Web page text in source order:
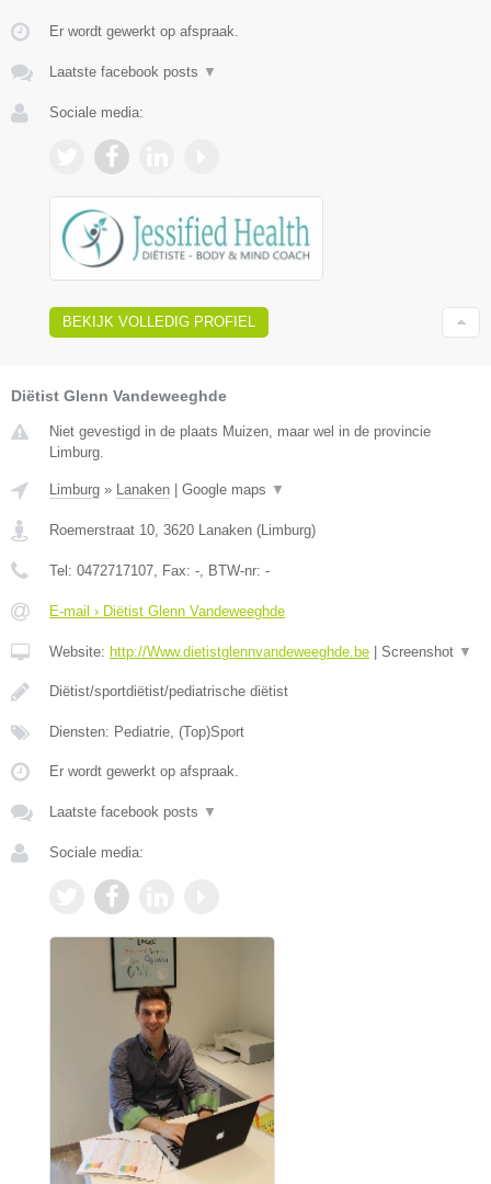
Er wordt gewerkt op afspraak.
Laatste facebook posts ▼
Sociale media:
BEKIJK VOLLEDIG PROFIEL
Diëtist Glenn Vandeweeghde
Niet gevestigd in de plaats Muizen, maar wel in de provincie
Limburg.
Limburg » Lanaken Google maps ▼
Roemerstraat 10, 3620 Lanaken (Limburg)
Tel: 0472717107, Fax: -, BTW-nr: -
E-mail › Diëtist Glenn Vandeweeghde
Website: http://Www.dietistglennvandeweeghde.be Screenshot ▼
Diëtist/sportdiëtist/pediatrische diëtist
Diensten: Pediatrie, (Top)Sport
Er wordt gewerkt op afspraak.
Laatste facebook posts ▼
Sociale media: